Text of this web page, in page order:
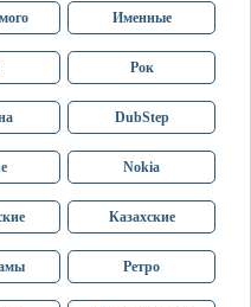
Именные
Рок
DubStep
Nokia
Казахские
Ретро